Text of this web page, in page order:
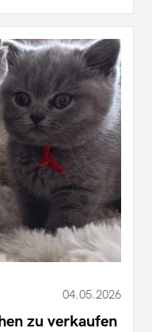
04.05.2026
zu verkaufen